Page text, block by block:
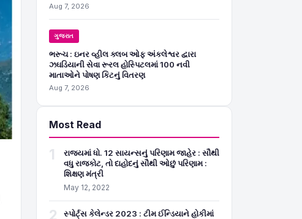
Aug 7, 2026
ગુજરાત
ભરૂચ : ઇનર વ્હીલ ક્લબ ઓફ અંકલેશ્વર દ્વારા
ઝઘડિયાની સેવા રૂરલ હોસ્પિટલમાં 100 નવી
માતાઓને પોષણ કિટનું વિતરણ
Aug 7, 2026
Most Read
1
રાજ્યમાં ધો. 12 સાયન્સનું પરિણામ જાહેર : સૌથી
વધુ રાજકોટ, તો દાહોદનું સૌથી ઓછું પરિણામ :
શિક્ષણ મંત્રી
May 12, 2022
2
સ્પોર્ટ્સ કેલેન્ડર 2023 : ટીમ ઈન્ડિયાને હોકીમાં